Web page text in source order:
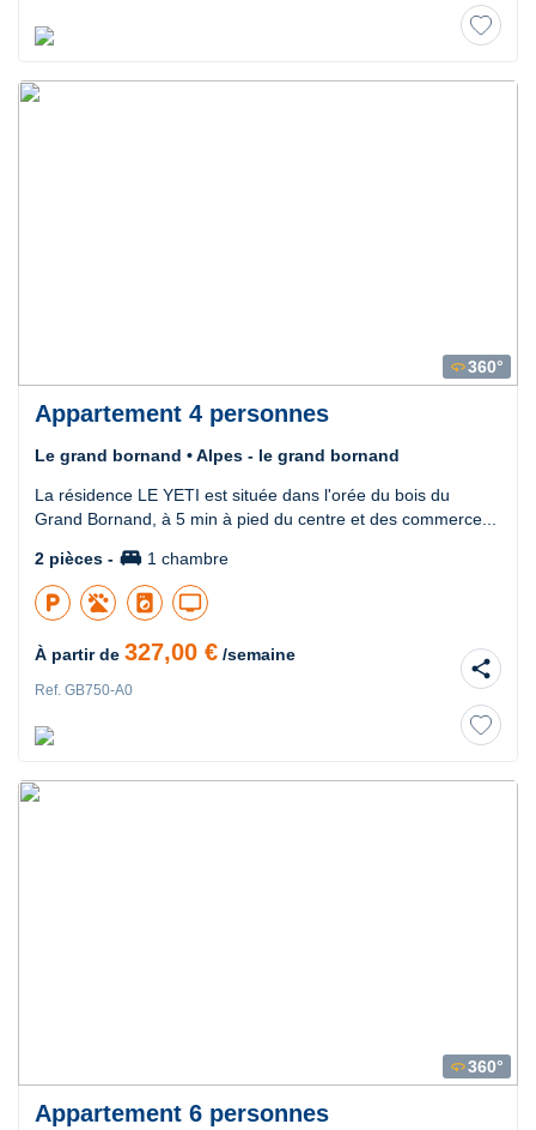
360360°
Appartement 4 personnes
Le grand bornand • Alpes - le grand bornand
La résidence LE YETI est située dans l'orée du bois du
Grand Bornand, à 5 min à pied du centre et des commerce...
2 pièces - king_bed 1 chambre
local_parking local_laundry_service tv
À partir de 327,00 € /semaine
Ref. GB750-A0
share
360360°
Appartement 6 personnes